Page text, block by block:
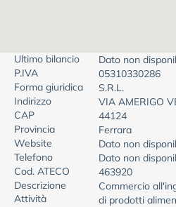
Ultimo bilancio
Dato non
P.IVA
05310330286
Forma giuridica
S.R.L.
Indirizzo
VIA AMERIGO
CAP
44124
Provincia
Ferrara
Website
Dato non
Telefono
Dato non
Cod. ATECO
463920
Descrizione
Attività
Commercio
di prodotti